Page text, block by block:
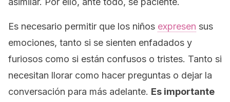
Es necesario permitir que los niños expresen sus
emociones, tanto si se sienten enfadados y
furiosos como si están confusos o tristes. Tanto si
necesitan llorar como hacer preguntas o dejar la
conversación para más adelante. Es importante